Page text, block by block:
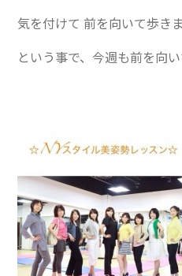
気を付けて 前を向いて歩きま
という事で、今週も前を向